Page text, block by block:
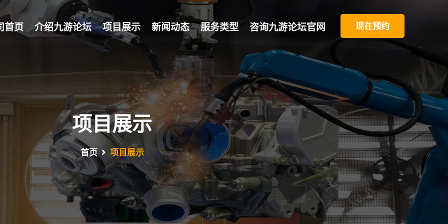
首页 介绍九游论坛 项目展示 新闻动态 服务类型 咨询九游论坛官网 现在预约
项目展示
首页 项目展示